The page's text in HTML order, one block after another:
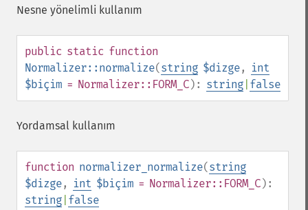
Nesne yönelimli kullanım
public static function
Normalizer::normalize(string $dizge,
int
$biçim = Normalizer::FORM_C): string false
Yordamsal kullanım
function normalizer_normalize(string
$dizge, int $biçim = Normalizer::FORM_C):
string false